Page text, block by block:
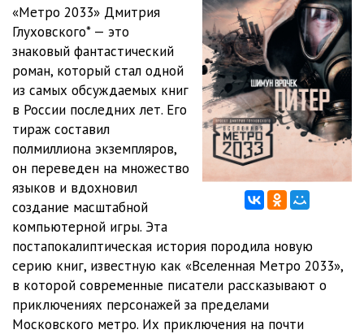
010201 09:55
010202 10:58
010203 11:26
010204 10:54
010205 14:11
010301 10:24
010302
010303
010304 10:45
010305
«Метро 2033» Дмитрия
Глуховского* — это
знаковый фантастический
роман, который стал одной
из самых обсуждаемых книг
в России последних лет. Его
тираж составил
полмиллиона экземпляров,
он переведен на множество
языков и вдохновил
создание масштабной
компьютерной игры. Эта
постапокалиптическая история породила новую
серию книг, известную как «Вселенная Метро 2033»,
в которой современные писатели рассказывают о
приключениях персонажей за пределами
Московского метро. Их приключения на почти